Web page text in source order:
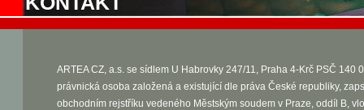
ARTEA CZ, a.s. se sídlem U Habrovky 247/11, Praha 4-Krč PSČ 140
právnická osoba založená a existující dle práva České republiky,
obchodním rejstříku vedeného Městským soudem v Praze, oddíl B,